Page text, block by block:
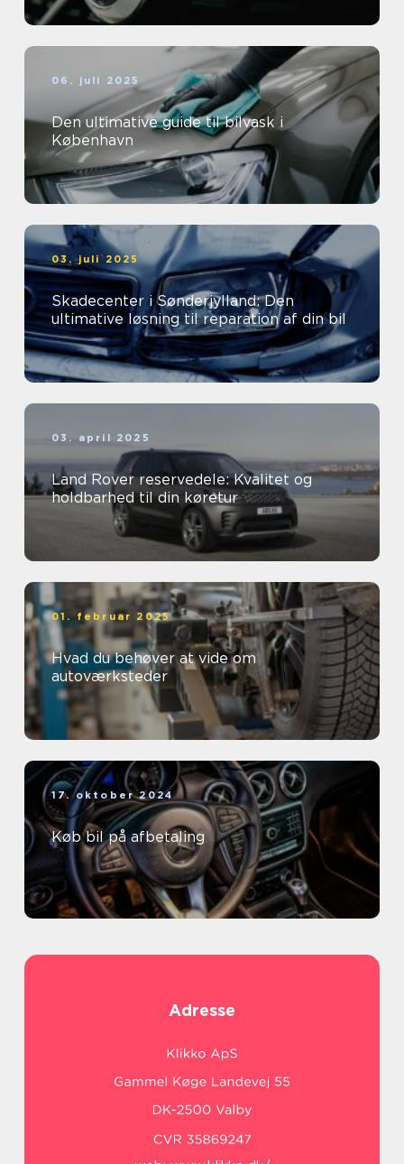
06. juli 2025
Den ultimative guide til bilvask i
København
03. juli 2025
Skadecenter i Sønderjylland: Den
ultimative løsning til reparation af din bil
03. april 2025
Land Rover reservedele: Kvalitet og
holdbarhed til din køretur
01. februar 2025
Hvad du behøver at vide om
autoværksteder
17. oktober 2024
Køb bil på afbetaling
Adresse